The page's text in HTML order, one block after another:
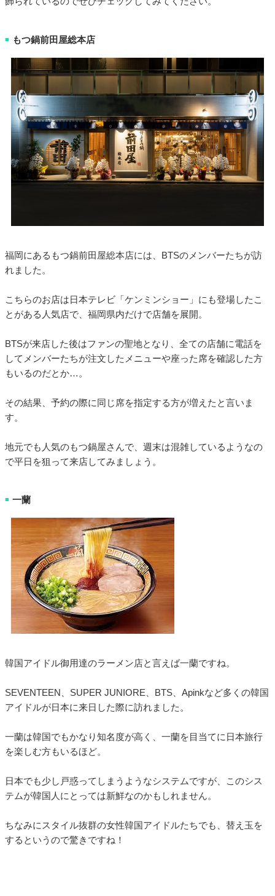
■ もつ鍋前田屋総本店
福岡にあるもつ鍋前田屋総本店には、BTSのメンバーたちが訪
れました。
こちらのお店は日本テレビ「ケンミンショー」にも登場したこ
とがある人気店で、福岡県内だけで店舗を展開。
BTSが来店した後はファンの聖地となり、全ての店舗に電話を
してメンバーたちが注文したメニューや座った席を確認した方
もいるのだとか…。
その結果、予約の際に同じ席を指定する方が増えたと言いま
す。
地元でも人気のもつ鍋屋さんで、週末は混雑しているようなの
で平日を狙って来店してみましょう。
■ 一蘭
韓国アイドル御用達のラーメン店と言えば一蘭ですね。
SEVENTEEN、SUPER JUNIORE、BTS、Apinkなど多くの韓国
アイドルが日本に来日した際に訪れました。
一蘭は韓国でもかなり知名度が高く、一蘭を目当てに日本旅行
を楽しむ方もいるほど。
日本でも少し戸惑ってしまうようなシステムですが、このシス
テムが韓国人にとっては新鮮なのかもしれません。
ちなみにスタイル抜群の女性韓国アイドルたちでも、替え玉を
するというので驚きですね！